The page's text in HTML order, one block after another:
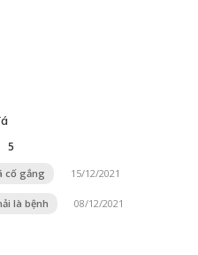
5
cố gắng 15/12/2021
là bệnh 08/12/2021